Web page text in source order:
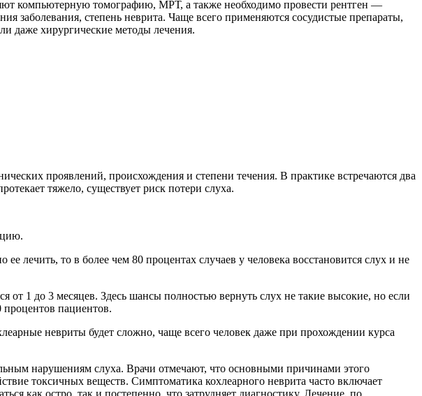
компьютерную томографию, МРТ, а также необходимо провести рентген —
заболевания, степень неврита. Чаще всего применяются сосудистые препараты,
даже хирургические методы лечения.
проявлений, происхождения и степени течения. В практике встречаются два
тяжело, существует риск потери слуха.
лечить, то в более чем 80 процентах случаев у человека восстановится слух и не
от 1 до 3 месяцев. Здесь шансы полностью вернуть слух не такие высокие, но если
процентов пациентов.
невриты будет сложно, чаще всего человек даже при прохождении курса
нарушениям слуха. Врачи отмечают, что основными причинами этого
токсичных веществ. Симптоматика кохлеарного неврита часто включает
как остро, так и постепенно, что затрудняет диагностику. Лечение, по